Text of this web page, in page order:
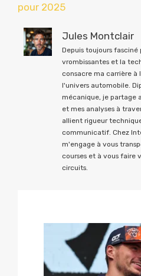
pour 2025
Jules Montclair
Depuis toujours fasciné
vrombissantes et la
consacre ma carrière à
l'univers automobile.
mécanique, je partage
et mes analyses à
allient rigueur
communicatif. Chez
m'engage à vous
courses et à vous faire
circuits.